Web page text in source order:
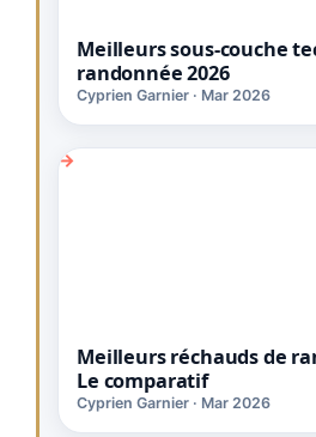
Meilleurs sous-couche
randonnée 2026
Cyprien Garnier · Mar 2026
Meilleurs réchauds de
Le comparatif
Cyprien Garnier · Mar 2026